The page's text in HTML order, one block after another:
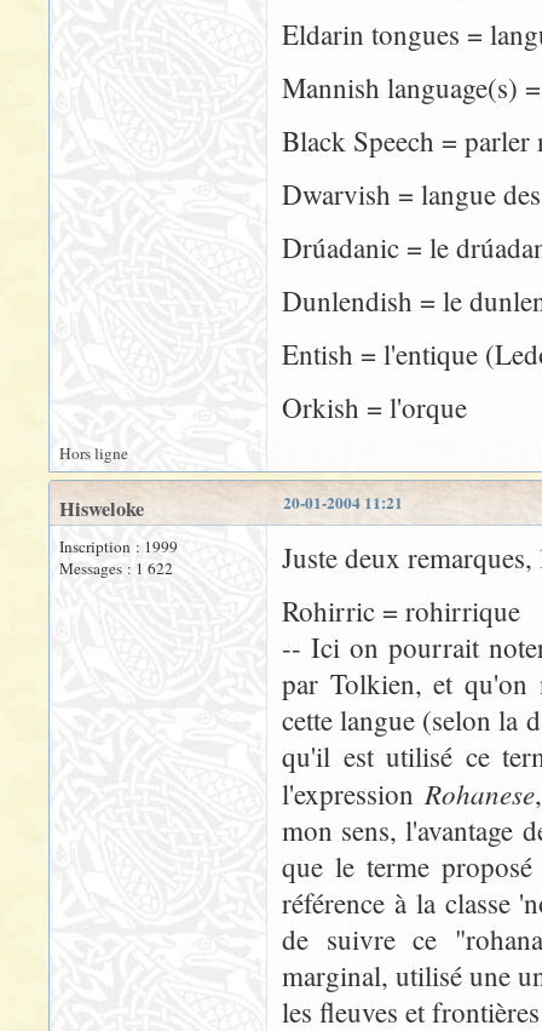
Eldarin tongues =
Mannish language(s)
Black Speech = parler
Dwarvish = langue
Drúadanic = le
Dunlendish = le
Entish = l'entique
Orkish = l'orque
Hors ligne
20-01-2004 11:21
Hisweloke
Inscription : 1999
Messages : 1 622
Juste deux
Rohirric = rohirrique
-- Ici on pourrait
par Tolkien, et qu'on
cette langue (selon la
qu'il est utilisé ce
l'expressionRohanese
mon sens, l'avantage
que le terme
référence à la classe
de suivre ce
marginal, utilisé une
les fleuves et